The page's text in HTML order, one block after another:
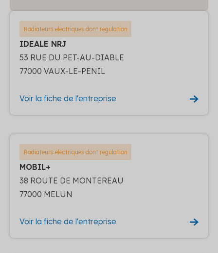
Radiateurs electriques dont regulation
IDEALE NRJ
53 RUE DU PET-AU-DIABLE
77000 VAUX-LE-PENIL
Voir la fiche de l'entreprise
Radiateurs electriques dont regulation
MOBIL+
38 ROUTE DE MONTEREAU
77000 MELUN
Voir la fiche de l'entreprise